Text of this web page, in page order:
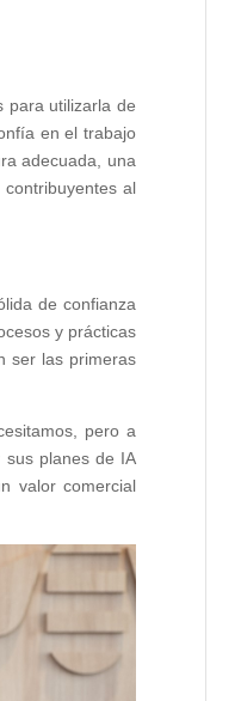
para utilizarla de
en el trabajo
adecuada, una
al
de confianza
y prácticas
ser las primeras
pero a
sus planes de IA
valor comercial